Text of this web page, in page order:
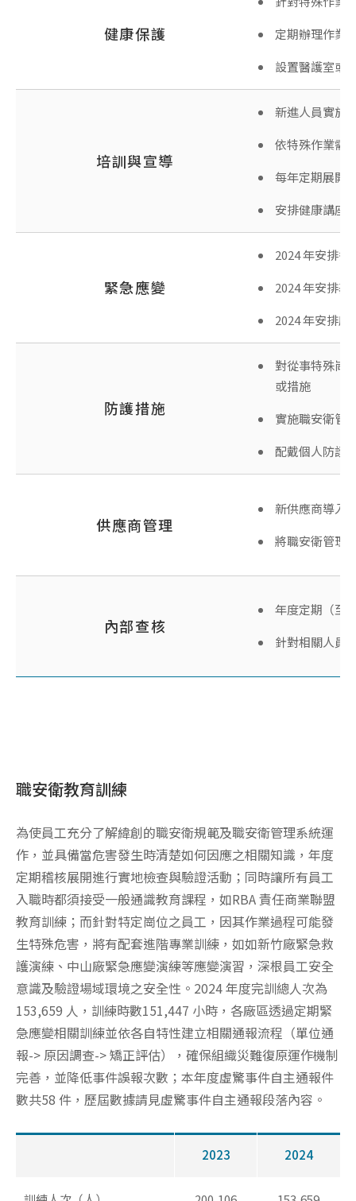
健康保護
定期辦理作業
設置醫護室或
培訓與宣導
新進人員實施
依特殊作業需
每年定期展開
安排健康講座
緊急應變
2024 年安排
2024 年安排
2024 年安排
防護措施
對從事特殊崗
或措施
實施職安衛管
配戴個人防護
供應商管理
新供應商導入
將職安衛管理
內部查核
年度定期（至
針對相關人員
職安衛教育訓練
為使員工充分了解緯創的職安衛規範及職安衛管理系統運
作，並具備當危害發生時清楚如何因應之相關知識，年度
定期稽核展開進行實地檢查與驗證活動；同時讓所有員工
入職時都須接受一般通識教育課程，如RBA 責任商業聯盟
教育訓練；而針對特定崗位之員工，因其作業過程可能發
生特殊危害，將有配套進階專業訓練，如如新竹廠緊急救
護演練、中山廠緊急應變演練等應變演習，深根員工安全
意識及驗證場域環境之安全性。2024 年度完訓總人次為
153,659 人，訓練時數151,447 小時，各廠區透過定期緊
急應變相關訓練並依各自特性建立相關通報流程（單位通
報-> 原因調查-> 矯正評估），確保組織災難復原運作機制
完善，並降低事件誤報次數；本年度虛驚事件自主通報件
數共58 件，歷屆數據請見虛驚事件自主通報段落內容。
2023 2024